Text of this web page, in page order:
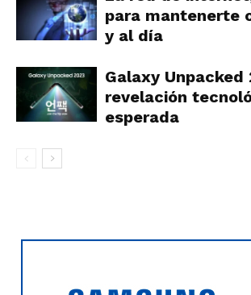
para mantenerte
y al día
Galaxy Unpacked
revelación
esperada